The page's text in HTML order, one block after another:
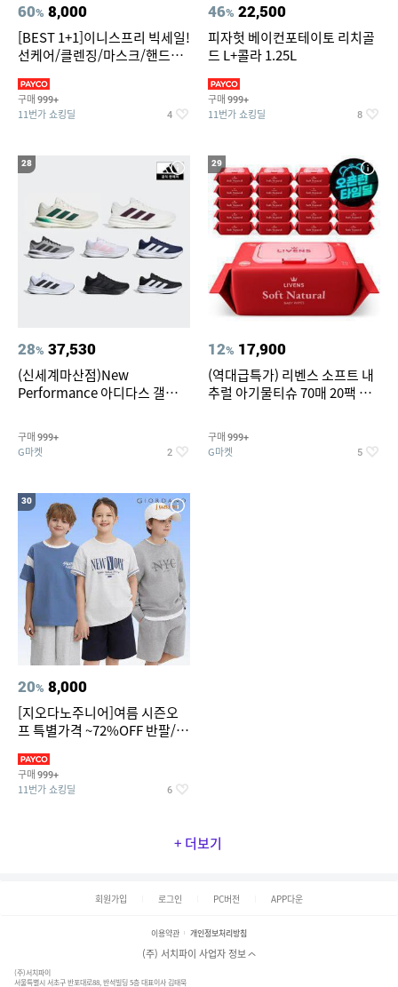
60% 8,000
[BEST 1+1]이니스프리 빅세일!
선케어/클렌징/마스크/핸드크
구매 999+
11번가 쇼킹딜 4
46% 22,500
피자헛 베이컨포테이토 리치골
드 L+콜라 1.25L
구매 999+
11번가 쇼킹딜 8
28
28% 37,530
(신세계마산점)New
Performance 아디다스 갤럭시
구매 999+
G마켓 2
29
12% 17,900
(역대급특가) 리벤스 소프트 내
추럴 아기물티슈 70매 20팩 캡
구매 999+
G마켓 5
30
20% 8,000
[지오다노주니어]여름 시즌오
프 특별가격 ~72%OFF 반팔/반
구매 999+
11번가 쇼킹딜 6
+ 더보기
회원가입 로그인 PC버전 APP다운
이용약관 개인정보처리방침
(주) 서치파이 사업자 정보
(주)서치파이
서울특별시 서초구 반포대로88, 반석빌딩 5층 대표이사 김태묵